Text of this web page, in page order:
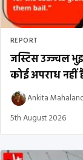
REPORT
जस्टिस उज्ज्वल
कोई अपराध नहीं
Ankita
5th August 2026